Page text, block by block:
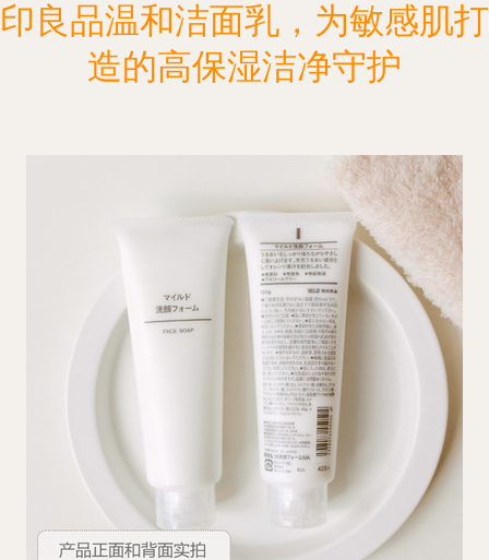
印良品温和洁面乳，为敏感肌打
造的高保湿洁净守护